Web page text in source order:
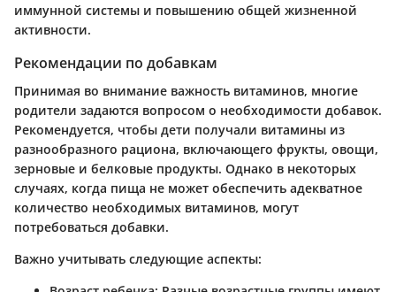
иммунной системы и повышению общей жизненной
активности.
Рекомендации по добавкам
Принимая во внимание важность витаминов, многие
родители задаются вопросом о необходимости добавок.
Рекомендуется, чтобы дети получали витамины из
разнообразного рациона, включающего фрукты, овощи,
зерновые и белковые продукты. Однако в некоторых
случаях, когда пища не может обеспечить адекватное
количество необходимых витаминов, могут
потребоваться добавки.
Важно учитывать следующие аспекты: